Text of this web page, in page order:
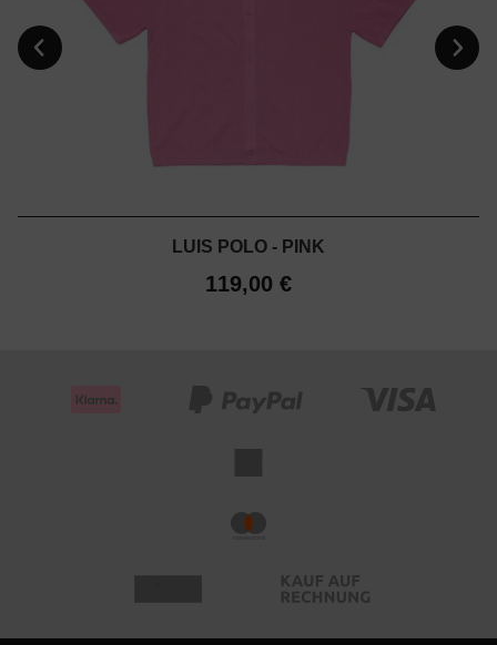
LUIS POLO - PINK
119,00 €